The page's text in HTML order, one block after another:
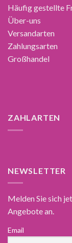
Häufig gestellte
Über-uns
Versandarten
Zahlungsarten
Großhandel
ZAHLARTEN
NEWSLETTER
Melden Sie sich
Angebote an.
Email